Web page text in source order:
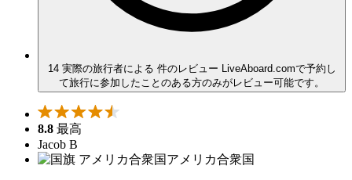
14 実際の旅行者による 件のレビュー LiveAboard.comで予約し
て旅行に参加したことのある方のみがレビュー可能です。
8.8 最高
Jacob B
アメリカ合衆国